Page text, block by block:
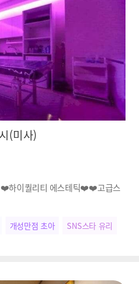
(미사)
❤️하이퀄리티 에스테틱❤️❤️고급스
개성만점 초아 SNS스타 유리